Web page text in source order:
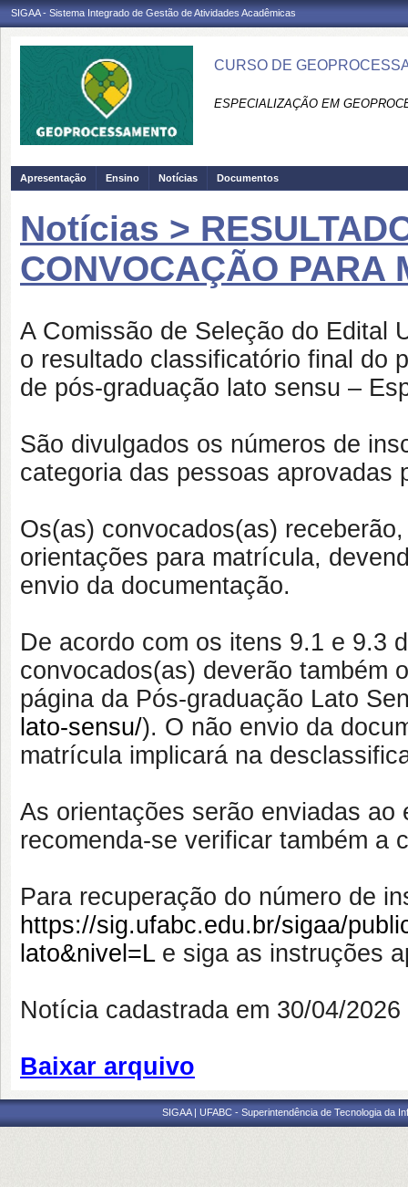
SIGAA - Sistema Integrado de Gestão de Atividades Acadêmicas
CURSO DE
ESPECIALIZAÇÃO EM
Apresentação Ensino Notícias Documentos
Notícias >
CONVOCAÇÃO PARA
A Comissão de Seleção do Edital
o resultado classificatório final do
de pós-graduação lato sensu –
São divulgados os números de
categoria das pessoas aprovadas
Os(as) convocados(as)
orientações para matrícula,
envio da documentação.
De acordo com os itens 9.1 e 9.3
convocados(as) deverão também
página da Pós-graduação Lato
lato-sensu/). O não envio da
matrícula implicará na
As orientações serão enviadas
recomenda-se verificar também a
Para recuperação do número de
https://sig.ufabc.edu.br/sigaa/
lato&nivel=Le siga as instruções
Notícia cadastrada em 30/04/
Baixar arquivo
SIGAA | UFABC - Superintendência de Tecnologia da